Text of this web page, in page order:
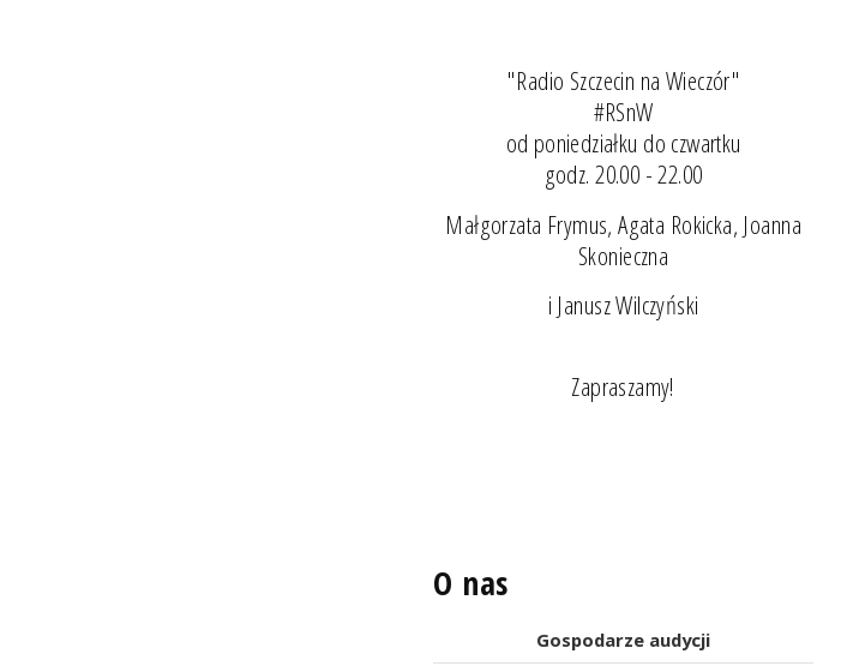
"Radio Szczecin na Wieczór"
#RSnW
od poniedziałku do czwartku
godz. 20.00 - 22.00
Małgorzata Frymus, Agata Rokicka, Joanna
Skonieczna
i Janusz Wilczyński
Zapraszamy!
O nas
Gospodarze audycji